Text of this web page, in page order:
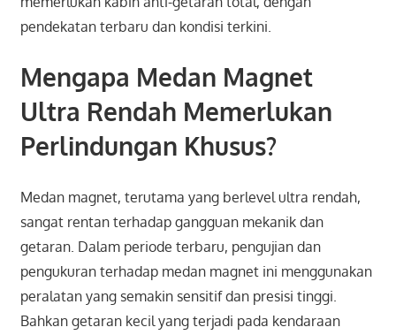
pendekatan terbaru dan kondisi terkini.
Mengapa Medan Magnet
Ultra Rendah Memerlukan
Perlindungan Khusus?
Medan magnet, terutama yang berlevel ultra rendah,
sangat rentan terhadap gangguan mekanik dan
getaran. Dalam periode terbaru, pengujian dan
pengukuran terhadap medan magnet ini menggunakan
peralatan yang semakin sensitif dan presisi tinggi.
Bahkan getaran kecil yang terjadi pada kendaraan